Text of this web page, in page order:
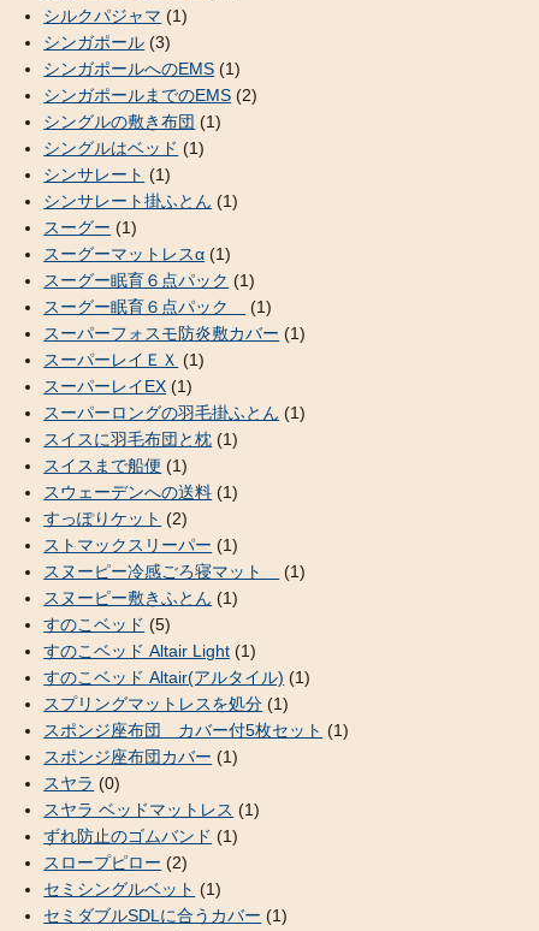
シルクパジャマ (1)
シンガポール (3)
シンガポールへのEMS (1)
シンガポールまでのEMS (2)
シングルの敷き布団 (1)
シングルはベッド (1)
シンサレート (1)
シンサレート掛ふとん (1)
スーグー (1)
スーグーマットレスα (1)
スーグー眠育６点パック (1)
スーグー眠育６点パック
(1)
スーパーフォスモ防炎敷カバー (1)
スーパーレイＥＸ (1)
スーパーレイEX (1)
スーパーロングの羽毛掛ふとん (1)
スイスに羽毛布団と枕 (1)
スイスまで船便 (1)
スウェーデンへの送料 (1)
すっぽりケット (2)
ストマックスリーパー (1)
スヌーピー冷感ごろ寝マット
(1)
スヌーピー敷きふとん (1)
すのこベッド (5)
すのこベッド Altair Light (1)
すのこベッド Altair(アルタイル) (1)
スプリングマットレスを処分 (1)
スポンジ座布団 カバー付5枚セット (1)
スポンジ座布団カバー (1)
スヤラ (0)
スヤラ ベッドマットレス (1)
ずれ防止のゴムバンド (1)
スロープピロー (2)
セミシングルベット (1)
セミダブルSDLに合うカバー (1)